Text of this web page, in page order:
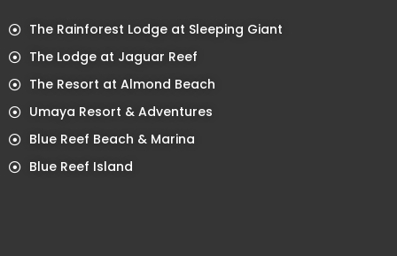
The Rainforest Lodge at Sleeping Giant
The Lodge at Jaguar Reef
The Resort at Almond Beach
Umaya Resort & Adventures
Blue Reef Beach & Marina
Blue Reef Island